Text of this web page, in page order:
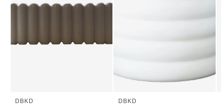
DBKD DBKD